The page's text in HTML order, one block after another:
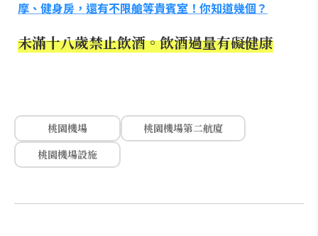
摩、健身房，還有不限艙等貴賓室！你知道幾個？
未滿十八歲禁止飲酒。飲酒過量有礙健康
桃園機場
桃園機場第二航廈
桃園機場設施